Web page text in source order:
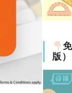
版）